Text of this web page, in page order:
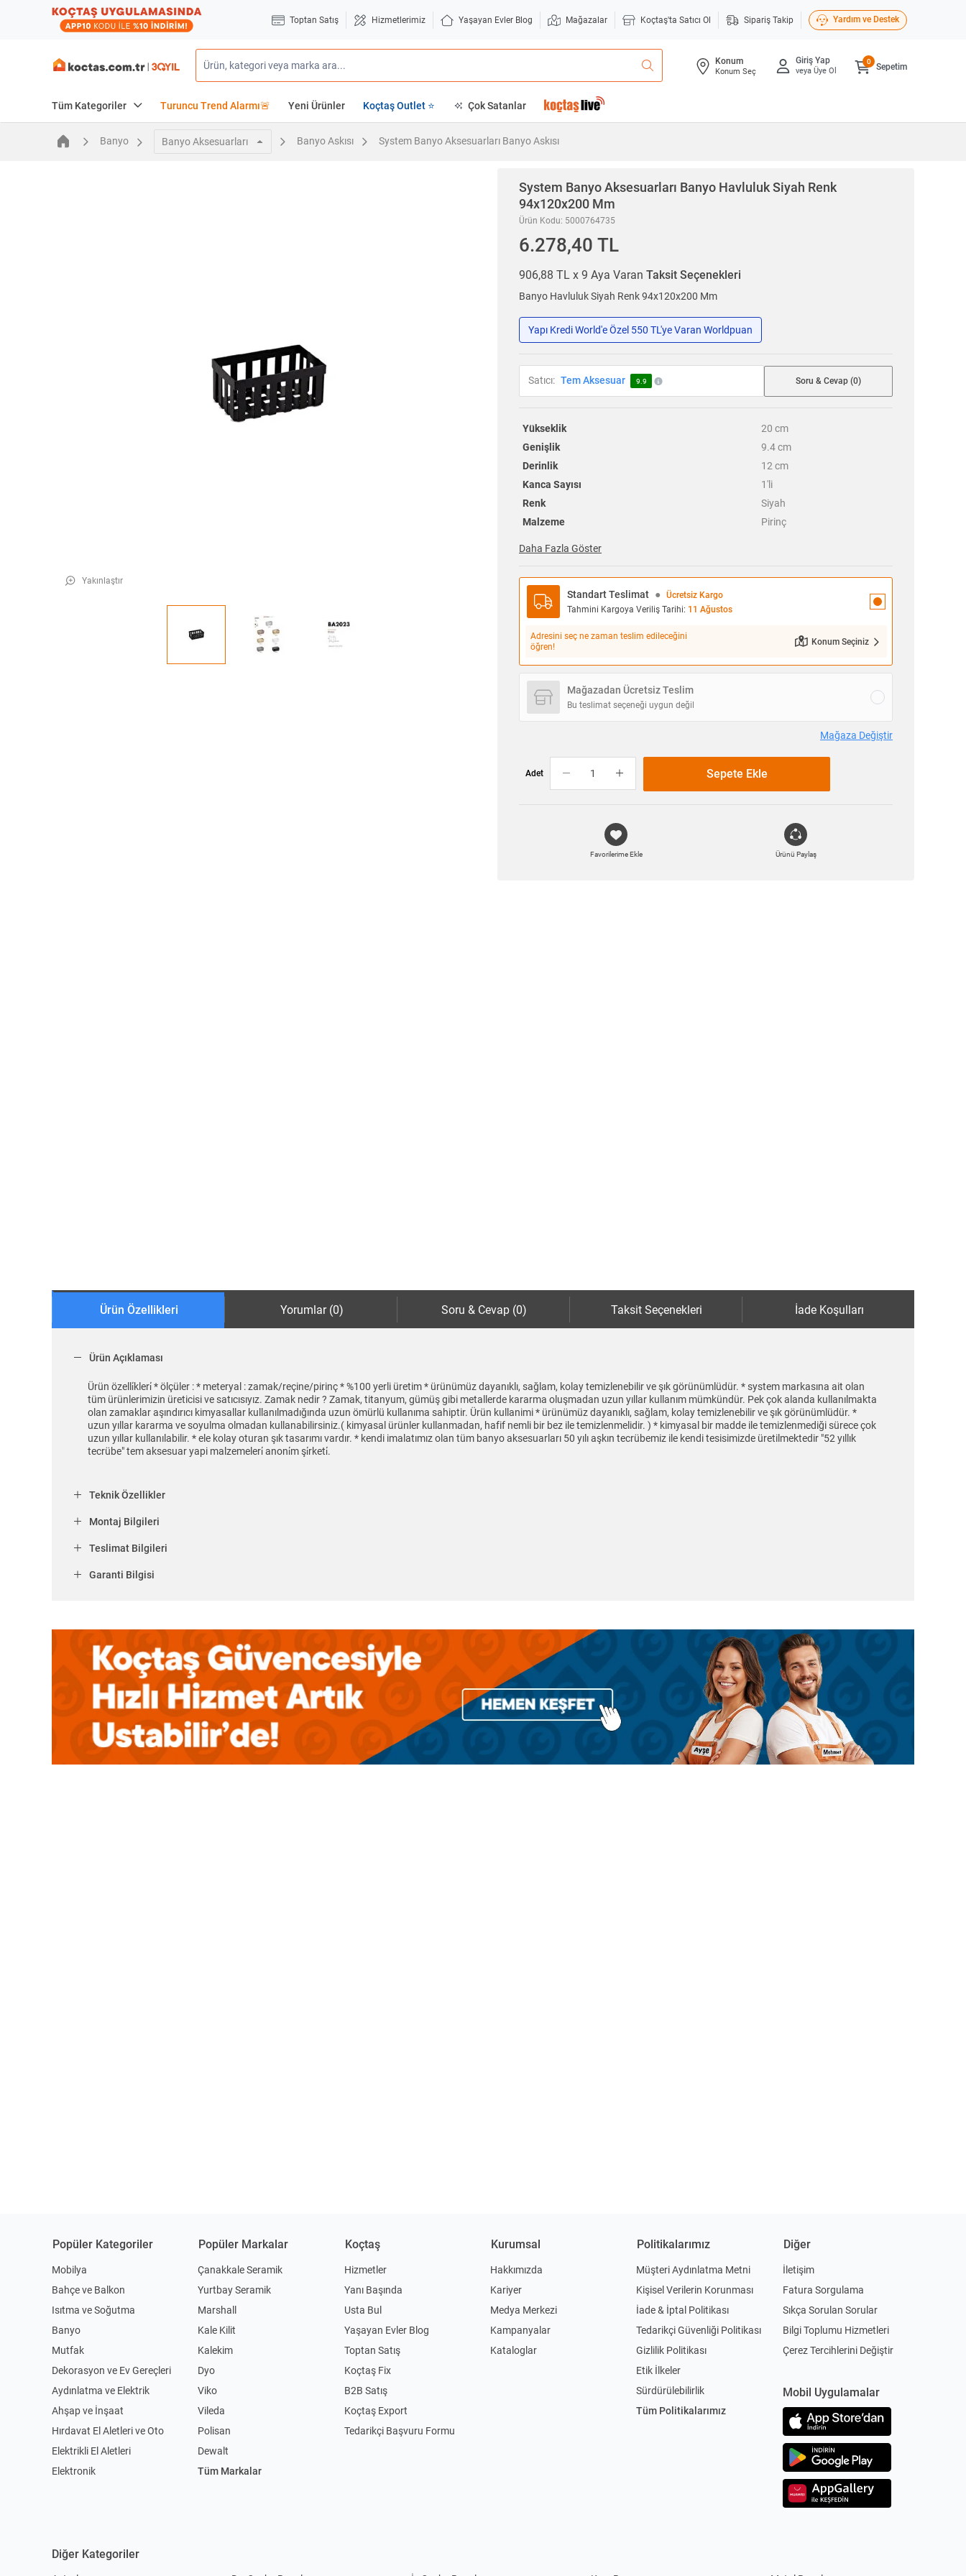
Toptan Satış Hizmetlerimiz Yaşayan Evler Blog Mağazalar Koçtaş'ta Satıcı Ol Sipariş Takip Yardım ve Destek
Konum
Konum Seç
Giriş Yap
veya Üye Ol Sepetim
0
Tüm Kategoriler Turuncu Trend Alarmı🚨 Yeni Ürünler Koçtaş Outlet ⭐ Çok Satanlar
Banyo Banyo Aksesuarları Banyo Askısı System Banyo Aksesuarları Banyo Askısı
Yakınlaştır
System Banyo Aksesuarları Banyo Havluluk Siyah Renk
94x120x200 Mm
Ürün Kodu: 5000764735
6.278,40 TL
906,88 TL x 9 Aya Varan Taksit Seçenekleri
Banyo Havluluk Siyah Renk 94x120x200 Mm
Yapı Kredi World'e Özel 550 TL'ye Varan Worldpuan
Satıcı: Tem Aksesuar 9.9 Soru & Cevap (0)
Yükseklik 20 cm
Genişlik
9.4 cm
Derinlik
12 cm
Kanca Sayısı
1'li
Renk
Siyah
Malzeme
Pirinç
Daha Fazla Göster
Standart Teslimat ●
Ücretsiz Kargo
Tahmini Kargoya Veriliş Tarihi: 11 Ağustos
Adresini seç ne zaman teslim edileceğini
öğren!
Konum Seçiniz
Mağazadan Ücretsiz Teslim
Bu teslimat seçeneği uygun değil
Mağaza Değiştir
Adet Sepete Ekle
Favorilerime Ekle Ürünü Paylaş
Ürün Özellikleri Yorumlar (0) Soru & Cevap (0) Taksit Seçenekleri İade Koşulları
Ürün Açıklaması
Ürün özelli̇kleri̇ * ölçüler : * meteryal : zamak/reçine/pirinç * %100 yerli üretim * ürünümüz dayanıklı, sağlam, kolay temizlenebilir ve şık görünümlüdür. * system markasına ait olan
tüm ürünlerimizin üreticisi ve satıcısıyız. Zamak nedir ? Zamak, titanyum, gümüş gibi metallerde kararma oluşmadan uzun yıllar kullanım mümkündür. Pek çok alanda kullanılmakta
olan zamaklar aşındırıcı kimyasallar kullanılmadığında uzun ömürlü kullanıma sahiptir. Ürün kullanimi * ürünümüz dayanıklı, sağlam, kolay temizlenebilir ve şık görünümlüdür. *
uzun yıllar kararma ve soyulma olmadan kullanabilirsiniz.( kimyasal ürünler kullanmadan, hafif nemli bir bez ile temizlenmelidir. ) * kimyasal bir madde ile temizlenmediği sürece çok
uzun yıllar kullanılabilir. * ele kolay oturan şık tasarımı vardır. * kendi imalatımız olan tüm banyo aksesuarları 50 yılı aşkın tecrübemiz ile kendi tesisimizde üretilmektedir "52 yıllık
tecrübe" tem aksesuar yapi malzemeleri̇ anoni̇m şi̇rketi̇.
Teknik Özellikler
Montaj Bilgileri
Teslimat Bilgileri
Garanti Bilgisi
Popüler Kategoriler
Mobilya
Bahçe ve Balkon
Isıtma ve Soğutma
Banyo
Mutfak
Dekorasyon ve Ev Gereçleri
Aydınlatma ve Elektrik
Ahşap ve İnşaat
Hırdavat El Aletleri ve Oto
Elektrikli El Aletleri
Elektronik
Popüler Markalar
Çanakkale Seramik
Yurtbay Seramik
Marshall
Kale Kilit
Kalekim
Dyo
Viko
Vileda
Polisan
Dewalt
Tüm Markalar
Koçtaş
Hizmetler
Yanı Başında
Usta Bul
Yaşayan Evler Blog
Toptan Satış
Koçtaş Fix
B2B Satış
Koçtaş Export
Tedarikçi Başvuru Formu
Kurumsal
Hakkımızda
Kariyer
Medya Merkezi
Kampanyalar
Kataloglar
Politikalarımız
Müşteri Aydınlatma Metni
Kişisel Verilerin Korunması
İade & İptal Politikası
Tedarikçi Güvenliği Politikası
Gizlilik Politikası
Etik İlkeler
Sürdürülebilirlik
Tüm Politikalarımız
Diğer
İletişim
Fatura Sorgulama
Sıkça Sorulan Sorular
Bilgi Toplumu Hizmetleri
Çerez Tercihlerini Değiştir
Mobil Uygulamalar
Diğer Kategoriler